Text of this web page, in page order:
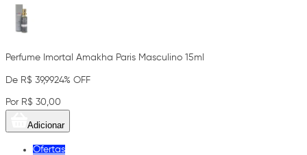
Perfume Imortal Amakha Paris Masculino 15ml
De R$ 39,9924% OFF
Por R$ 30,00
Adicionar
Ofertas